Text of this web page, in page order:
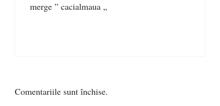
merge ” cacialmaua „
Comentariile sunt închise.